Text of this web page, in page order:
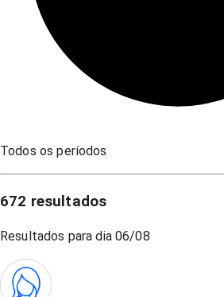
Todos os períodos
672 resultados
Resultados para dia 06/08